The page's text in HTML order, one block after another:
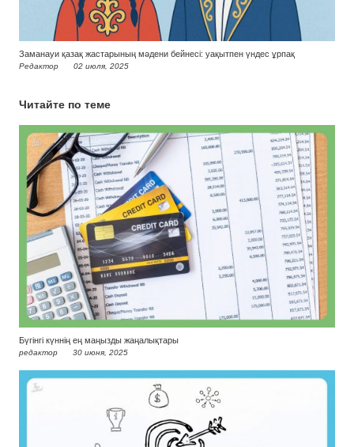
Заманауи қазақ жастарының мәдени бейнесі: уақытпен үндес ұрпақ
Редактор 02 июля, 2025
Читайте по теме
Бүгінгі күннің ең маңызды жаңалықтары
редактор 30 июня, 2025